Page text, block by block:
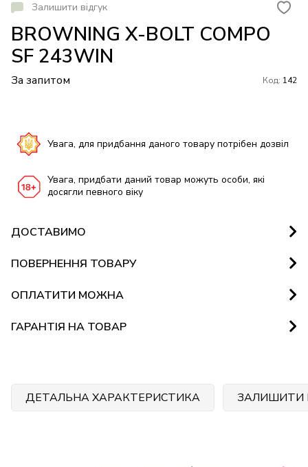
Залишити відгук
BROWNING X-BOLT COMPO
SF 243WIN
За запитом Код: 142
Увага, для придбання даного товару потрібен дозвіл
Увага, придбати даний товар можуть особи, які
досягли певного віку
ДОСТАВИМО
ПОВЕРНЕННЯ ТОВАРУ
ОПЛАТИТИ МОЖНА
ГАРАНТІЯ НА ТОВАР
ДЕТАЛЬНА ХАРАКТЕРИСТИКА ЗАЛИШИТИ